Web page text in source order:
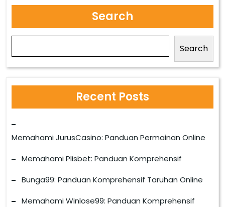
Search
Search
Recent Posts
Memahami JurusCasino: Panduan Permainan Online
Memahami Plisbet: Panduan Komprehensif
Bunga99: Panduan Komprehensif Taruhan Online
Memahami Winlose99: Panduan Komprehensif